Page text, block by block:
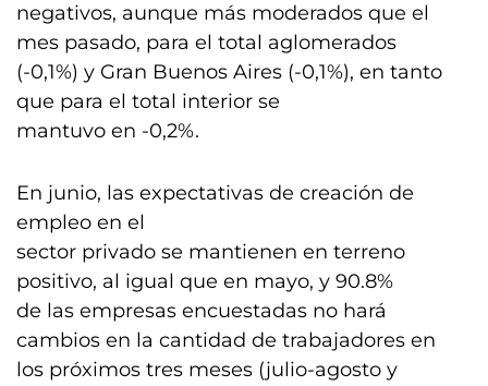
negativos, aunque más moderados que el
mes pasado, para el total aglomerados
(-0,1%) y Gran Buenos Aires (-0,1%), en tanto
que para el total interior se
mantuvo en -0,2%.
En junio, las expectativas de creación de
empleo en el
sector privado se mantienen en terreno
positivo, al igual que en mayo, y 90.8%
de las empresas encuestadas no hará
cambios en la cantidad de trabajadores en
los próximos tres meses (julio-agosto y